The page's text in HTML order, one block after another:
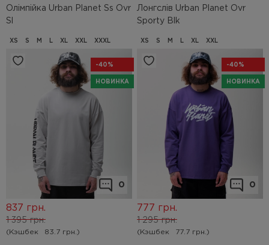
Олімпійка Urban Planet Ss Ovr
Sl
XS S M L XL XXL XXXL
Лонгслів Urban Planet Ovr
Sporty Blk
XS S M L XL XXL
-40%
НОВИНКА
0
1 395 грн.
837 грн.
(Кэшбек 83.7 грн.)
-40%
НОВИНКА
0
1 295 грн.
777 грн.
(Кэшбек 77.7 грн.)